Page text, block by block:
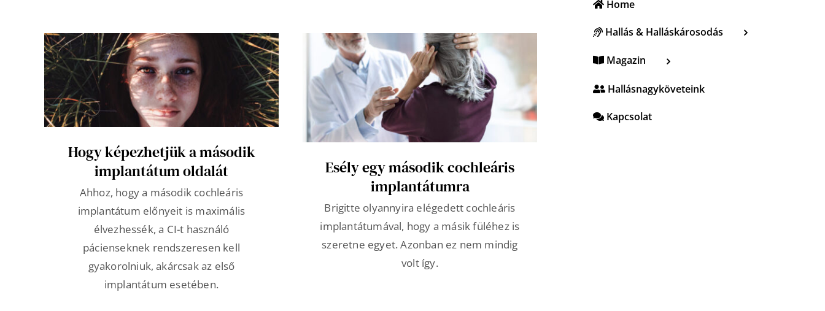
Hogy képezhetjük a második
implantátum oldalát
Ahhoz, hogy a második cochleáris
implantátum előnyeit is maximális
élvezhessék, a CI-t használó
pácienseknek rendszeresen kell
gyakorolniuk, akárcsak az első
implantátum esetében.
Esély egy második cochleáris
implantátumra
Brigitte olyannyira elégedett cochleáris
implantátumával, hogy a másik füléhez is
szeretne egyet. Azonban ez nem mindig
volt így.
Home
Hallás & Halláskárosodás
Magazin
Hallásnagyköveteink
Kapcsolat